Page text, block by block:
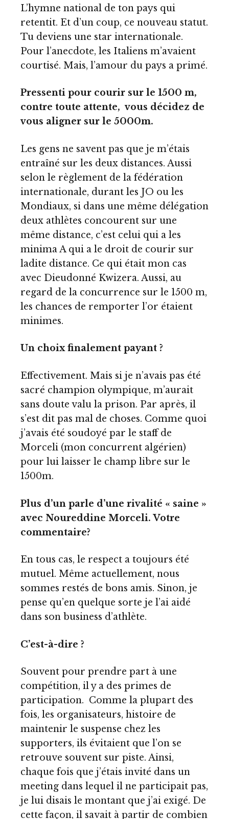
L’hymne national de ton pays qui
retentit. Et d’un coup, ce nouveau statut.
Tu deviens une star internationale.
Pour l’anecdote, les Italiens m’avaient
courtisé. Mais, l’amour du pays a primé.
Pressenti pour courir sur le 1500 m,
contre toute attente, vous décidez de
vous aligner sur le 5000m.
Les gens ne savent pas que je m’étais
entraîné sur les deux distances. Aussi
selon le règlement de la fédération
internationale, durant les JO ou les
Mondiaux, si dans une même délégation
deux athlètes concourent sur une
même distance, c’est celui qui a les
minima A qui a le droit de courir sur
ladite distance. Ce qui était mon cas
avec Dieudonné Kwizera. Aussi, au
regard de la concurrence sur le 1500 m,
les chances de remporter l’or étaient
minimes.
Un choix finalement payant ?
Effectivement. Mais si je n’avais pas été
sacré champion olympique, m’aurait
sans doute valu la prison. Par après, il
s’est dit pas mal de choses. Comme quoi
j’avais été soudoyé par le staff de
Morceli (mon concurrent algérien)
pour lui laisser le champ libre sur le
1500m.
Plus d’un parle d’une rivalité « saine »
avec Noureddine Morceli. Votre
commentaire?
En tous cas, le respect a toujours été
mutuel. Même actuellement, nous
sommes restés de bons amis. Sinon, je
pense qu’en quelque sorte je l’ai aidé
dans son business d’athlète.
C’est-à-dire ?
Souvent pour prendre part à une
compétition, il y a des primes de
participation. Comme la plupart des
fois, les organisateurs, histoire de
maintenir le suspense chez les
supporters, ils évitaient que l’on se
retrouve souvent sur piste. Ainsi,
chaque fois que j’étais invité dans un
meeting dans lequel il ne participait pas,
je lui disais le montant que j’ai exigé. De
cette façon, il savait à partir de combien